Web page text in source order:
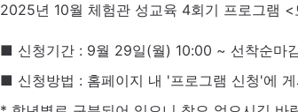
2025년 10월 체험관 성교육 4회기 프로그램
■ 신청기간 : 9월 29일(월) 10:00 ~ 선착순마
■ 신청방법 : 홈페이지 내 '프로그램 신청'에